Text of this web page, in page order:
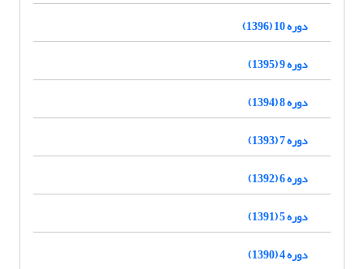
دوره 10 (1396)
دوره 9 (1395)
دوره 8 (1394)
دوره 7 (1393)
دوره 6 (1392)
دوره 5 (1391)
دوره 4 (1390)